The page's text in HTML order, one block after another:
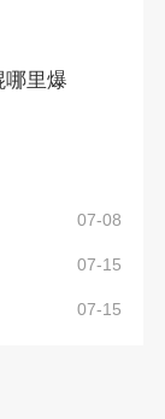
哪里爆
07-08
07-15
07-15